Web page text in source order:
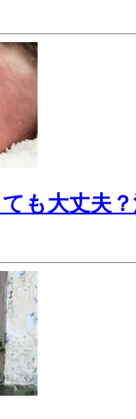
も大丈夫